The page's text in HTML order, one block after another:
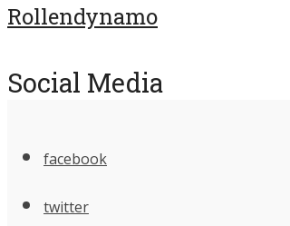
Rollendynamo
Social Media
facebook
twitter